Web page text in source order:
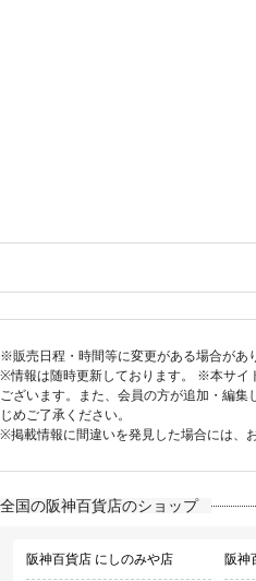
※販売日程・時間等に変更がある場合があ
※情報は随時更新しております。 ※本サイ
ございます。また、会員の方が追加・編
じめご了承ください。
※掲載情報に間違いを発見した場合には、
全国の阪神百貨店のショップ
阪神百貨店 にしのみや店 阪神